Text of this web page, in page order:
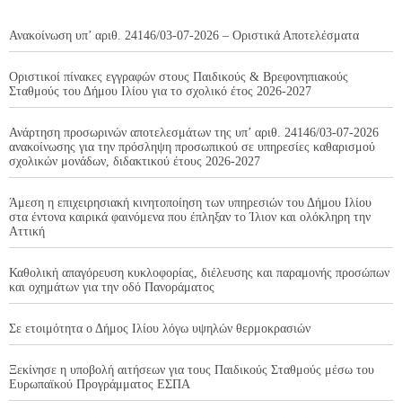
Ανακοίνωση υπ’ αριθ. 24146/03-07-2026 – Οριστικά Αποτελέσματα
Οριστικοί πίνακες εγγραφών στους Παιδικούς & Βρεφονηπιακούς
Σταθμούς του Δήμου Ιλίου για το σχολικό έτος 2026-2027
Ανάρτηση προσωρινών αποτελεσμάτων της υπ’ αριθ. 24146/03-07-2026
ανακοίνωσης για την πρόσληψη προσωπικού σε υπηρεσίες καθαρισμού
σχολικών μονάδων, διδακτικού έτους 2026-2027
Άμεση η επιχειρησιακή κινητοποίηση των υπηρεσιών του Δήμου Ιλίου
στα έντονα καιρικά φαινόμενα που έπληξαν το Ίλιον και ολόκληρη την
Αττική
Καθολική απαγόρευση κυκλοφορίας, διέλευσης και παραμονής προσώπων
και οχημάτων για την οδό Πανοράματος
Σε ετοιμότητα ο Δήμος Ιλίου λόγω υψηλών θερμοκρασιών
Ξεκίνησε η υποβολή αιτήσεων για τους Παιδικούς Σταθμούς μέσω του
Ευρωπαϊκού Προγράμματος ΕΣΠΑ